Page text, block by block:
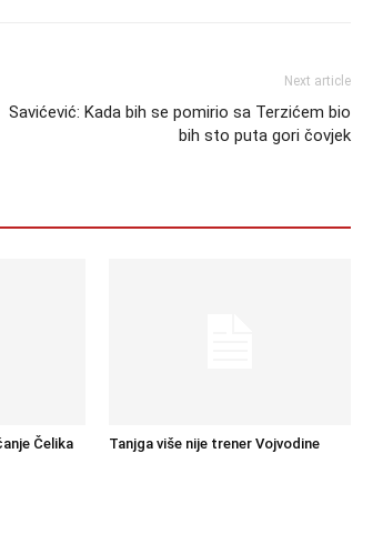
Next article
Savićević: Kada bih se pomirio sa Terzićem bio
bih sto puta gori čovjek
Čelika Tanjga više nije trener Vojvodine